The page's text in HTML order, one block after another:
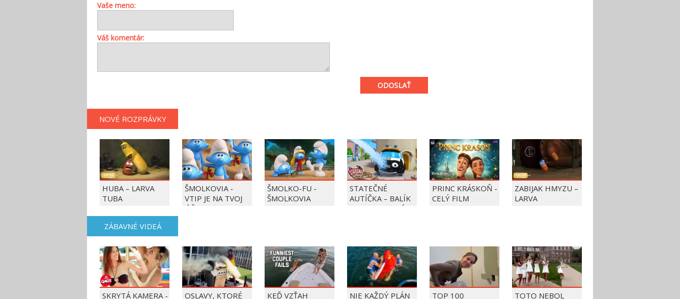
Vaše meno:
Váš komentár:
ODOSLAŤ
NOVÉ ROZPRÁVKY
HUBA – LARVA
TUBA
ŠMOLKOVIA -
VTIP JE NA TVOJ
ÚČET
ŠMOLKO-FU -
ŠMOLKOVIA
STATEČNÉ
AUTÍČKA – BALÍK
PIERRE PRECLÍK
PRINC KRÁSKOŇ -
CELÝ FILM
ZABIJAK HMYZU –
LARVA
ZÁBAVNÉ VIDEÁ
SKRYTÁ KAMERA - OSLAVY, KTORÉ KEĎ VZŤAH NIE KAŽDÝ PLÁN TOP 100 TOTO NEBOL